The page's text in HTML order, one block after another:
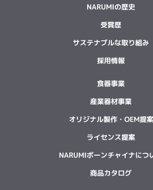
NARUMIの歴史
受賞歴
サステナブルな取り組み
採用情報
食器事業
産業器材事業
オリジナル製作・OEM提案
ライセンス提案
NARUMIボーンチャイナにつ
商品カタログ